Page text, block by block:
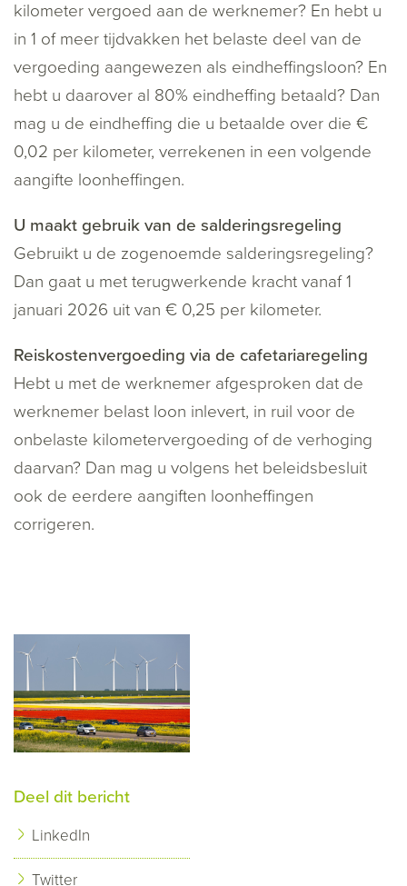
kilometer vergoed aan de werknemer? En hebt u
in 1 of meer tijdvakken het belaste deel van de
vergoeding aangewezen als eindheffingsloon? En
hebt u daarover al 80% eindheffing betaald? Dan
mag u de eindheffing die u betaalde over die €
0,02 per kilometer, verrekenen in een volgende
aangifte loonheffingen.
U maakt gebruik van de salderingsregeling
Gebruikt u de zogenoemde salderingsregeling?
Dan gaat u met terugwerkende kracht vanaf 1
januari 2026 uit van € 0,25 per kilometer.
Reiskostenvergoeding via de cafetariaregeling
Hebt u met de werknemer afgesproken dat de
werknemer belast loon inlevert, in ruil voor de
onbelaste kilometervergoeding of de verhoging
daarvan? Dan mag u volgens het beleidsbesluit
ook de eerdere aangiften loonheffingen
corrigeren.
Deel dit bericht
LinkedIn
Twitter